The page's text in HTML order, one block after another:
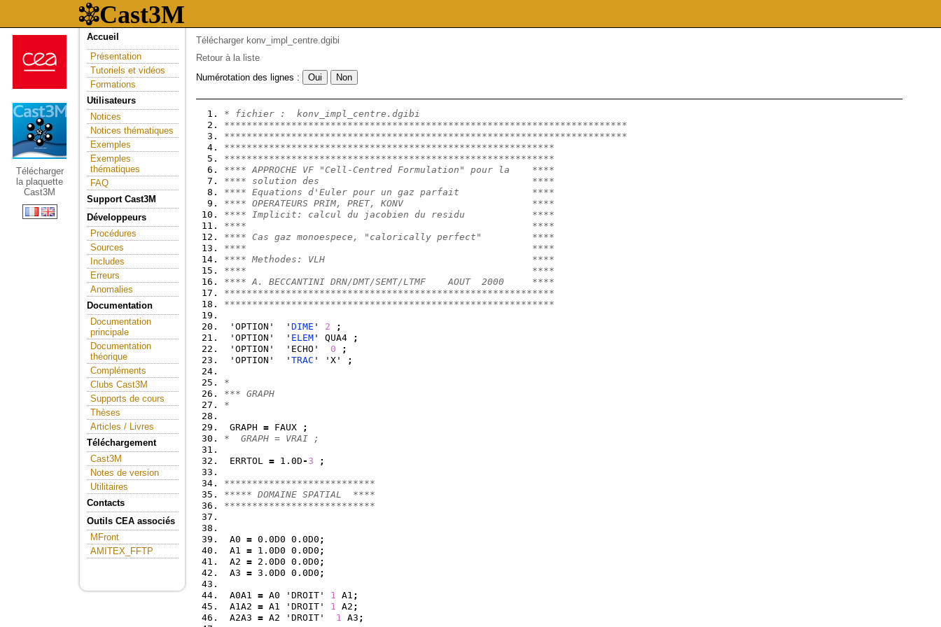
Télécharger
la plaquette
Cast3M
Accueil
Présentation
Tutoriels et vidéos
Formations
Utilisateurs
Notices
Notices thématiques
Exemples
Exemples
thématiques
FAQ
Support Cast3M
Développeurs
Procédures
Sources
Includes
Erreurs
Anomalies
Documentation
Documentation
principale
Documentation
théorique
Compléments
Clubs Cast3M
Supports de cours
Thèses
Articles / Livres
Téléchargement
Cast3M
Notes de version
Utilitaires
Contacts
Outils CEA associés
MFront
AMITEX_FFTP
Télécharger konv_impl_centre.dgibi
Retour à la liste
Numérotation des lignes :
* fichier :  konv_impl_centre.dgibi
************************************************************************
************************************************************************
***********************************************************
***********************************************************
**** APPROCHE VF "Cell-Centred Formulation" pour la    ****
**** solution des                                      ****
**** Equations d'Euler pour un gaz parfait             ****
**** OPERATEURS PRIM, PRET, KONV                       ****
**** Implicit: calcul du jacobien du residu            ****
****                                                   ****
**** Cas gaz monoespece, "calorically perfect"         ****
****                                                   ****
**** Methodes: VLH                                     ****
****                                                   ****
**** A. BECCANTINI DRN/DMT/SEMT/LTMF    AOUT  2000     ****
***********************************************************
***********************************************************
'OPTION'  ' DIME ' 2
;
'OPTION'  ' ELEM ' QUA4
;
'OPTION'  'ECHO' 0
;
'OPTION'  ' TRAC ' 'X' ;
*
*** GRAPH
*
GRAPH = FAUX
;
*  GRAPH = VRAI ;
ERRTOL = 1.0D- 3 ;
***************************
***** DOMAINE SPATIAL  ****
***************************
A0 = 0.0D0 0.0D0 ;
A1 = 1.0D0 0.0D0 ;
A2 = 2.0D0 0.0D0 ;
A3 = 3.0D0 0.0D0 ;
A0A1 = A0 'DROIT' 1 A1 ;
A1A2 = A1 'DROIT' 1 A2 ;
A2A3 = A2 'DROIT' 1 A3 ;